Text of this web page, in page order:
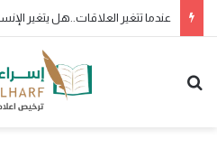
عندما تتغير العلاقات..هل يتغير